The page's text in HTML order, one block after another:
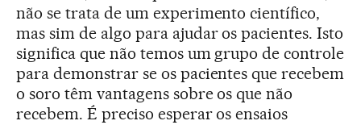
não se trata de um experimento científico,
mas sim de algo para ajudar os pacientes. Isto
significa que não temos um grupo de controle
para demonstrar se os pacientes que recebem
o soro têm vantagens sobre os que não
recebem. É preciso esperar os ensaios